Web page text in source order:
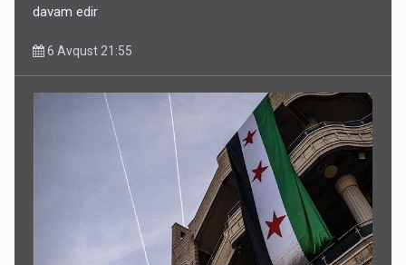
davam edir
6 Avqust 21:55